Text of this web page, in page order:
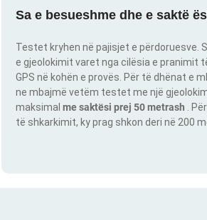
Sa e besueshme dhe e saktë
Testet kryhen në pajisjet e përdoruesve.
e gjeolokimit varet nga cilësia e pranimit
GPS në kohën e provës. Për të dhënat e
ne mbajmë vetëm testet me një
maksimal me saktësi prej 50 metrash
.
të shkarkimit, ky prag shkon deri në 200